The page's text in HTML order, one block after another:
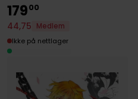
17900
44,75
Medlem
Ikke på nettlager